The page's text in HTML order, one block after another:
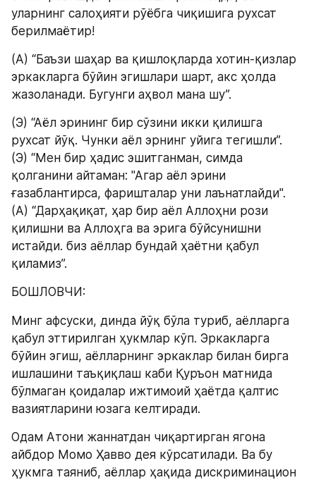
уларнинг салоҳияти рўёбга чиқишига рухсат
берилмаётир!
(А) “Баъзи шаҳар ва қишлоқларда хотин-қизлар
эркакларга бўйин эгишлари шарт, акс ҳолда
жазоланади. Бугунги аҳвол мана шу”.
(Э) “Аёл эрининг бир сўзини икки қилишга
рухсат йўқ. Чунки аёл эрнинг уйига тегишли”.
(Э) “Мен бир ҳадис эшитганман, симда
қолганини айтаман: "Агар аёл эрини
ғазаблантирса, фаришталар уни лаънатлайди".
(А) “Дарҳақиқат, ҳар бир аёл Аллоҳни рози
қилишни ва Аллоҳга ва эрига бўйсунишни
истайди. биз аёллар бундай ҳаётни қабул
қиламиз”.
БОШЛОВЧИ:
Минг афсуски, динда йўқ бўла туриб, аёлларга
қабул эттирилган ҳукмлар кўп. Эркакларга
бўйин эгиш, аёлларнинг эркаклар билан бирга
ишлашини таъқиқлаш каби Қуръон матнида
бўлмаган қоидалар ижтимоий ҳаётда қалтис
вазиятларини юзага келтиради.
Одам Атони жаннатдан чиқартирган ягона
айбдор Момо Ҳавво дея кўрсатилади. Ва бу
ҳукмга таяниб, аёллар ҳақида дискриминацион